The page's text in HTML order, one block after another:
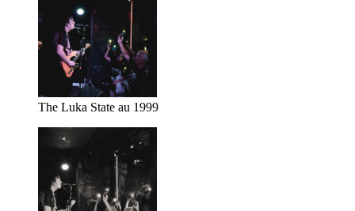
The Luka State au 1999